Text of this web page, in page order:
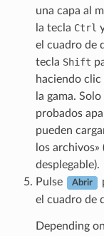
una capa al
la tecla Ctrl
el cuadro de
tecla Shift
haciendo
la gama.
probados
pueden
los
desplegable).
Pulse
Abrir
el cuadro de
Depending